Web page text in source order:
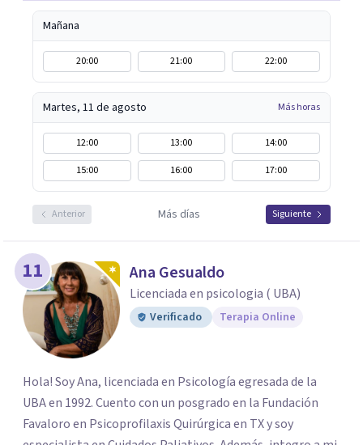
Mañana
20:00 21:00 22:00
Martes, 11 de agosto Más horas
12:00 13:00
14:00
15:00
16:00 17:00
Anterior Más días Siguiente
11 Ana Gesualdo
Licenciada en psicologia ( UBA)
Verificado Terapia Online
Hola! Soy Ana, licenciada en Psicología egresada de la
UBA en 1992. Cuento con un posgrado en la Fundación
Favaloro en Psicoprofilaxis Quirúrgica en TX y soy